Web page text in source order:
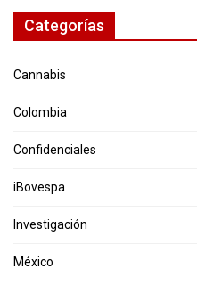
Categorías
Cannabis
Colombia
Confidenciales
iBovespa
Investigación
México